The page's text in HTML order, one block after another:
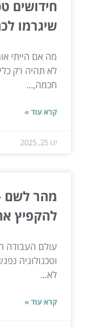
שיגרמו
לא תהיה רק
חכמה,...
קרא עוד »
ינו 25, 2025
להקפיץ
עולם העבודה
וטכנולוגיה
לא...
קרא עוד »